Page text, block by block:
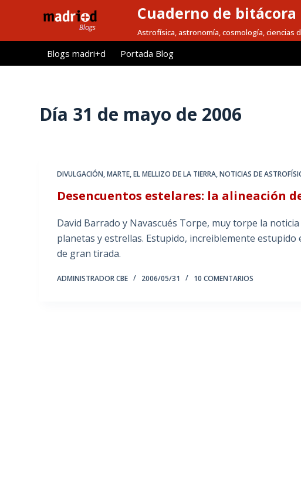
l
Cuaderno de
Astrofísica, astronomía, cosmología, ciencias
Blogs madri+d Portada Blog
Día 31 de mayo de 2006
DIVULGACIÓN,MARTE, EL MELLIZO DE LA TIERRA,NOTICIAS DE
Desencuentos estelares: la alineación
David Barrado y Navascués Torpe, muy torpe la
planetas y estrellas. Estupido, increiblemente estupido
de gran tirada.
ADMINISTRADOR CBE 2006/05/31 10 COMENTARIOS